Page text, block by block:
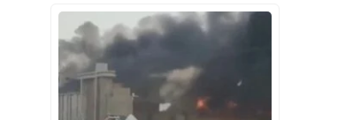
HTML / JS Code